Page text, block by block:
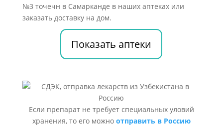
№3 точечн в Самарканде в наших аптеках или
заказать доставку на дом.
Показать аптеки
Если препарат не требует специальных уловий
хранения, то его можно отправить в Россию